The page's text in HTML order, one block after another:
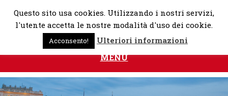
Skip
MENU
Questo sito usa cookies. Utilizzando i nostri servizi,
l'utente accetta le nostre modalità d'uso dei cookie.
Acconsento! Ulteriori informazioni